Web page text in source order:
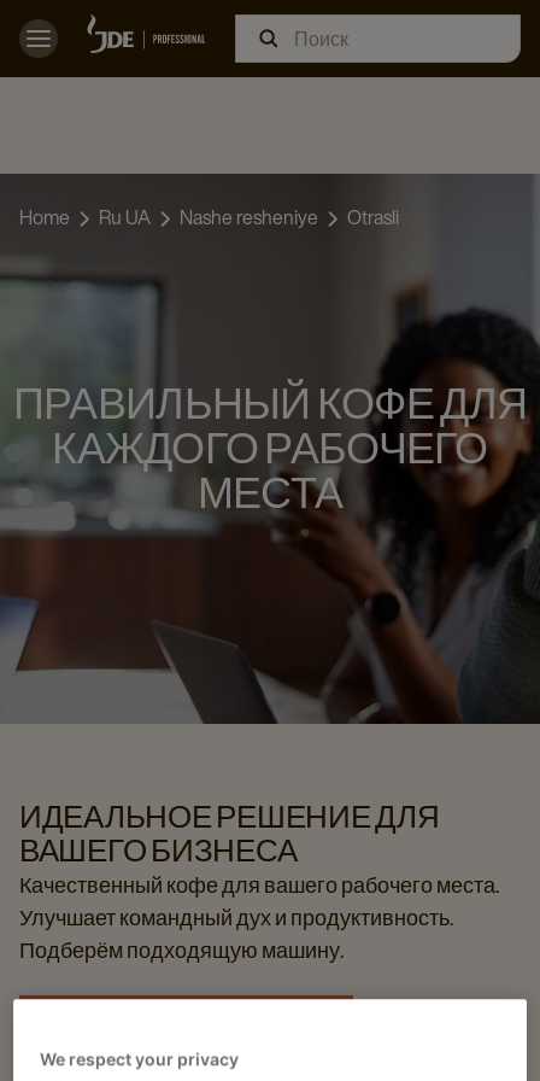
Home Ru UA Nashe resheniye Otrasli
ПРАВИЛЬНЫЙ КОФЕ ДЛЯ
КАЖДОГО РАБОЧЕГО
МЕСТА
ИДЕАЛЬНОЕ РЕШЕНИЕ ДЛЯ
ВАШЕГО БИЗНЕСА
Качественный кофе для вашего рабочего места.
Улучшает командный дух и продуктивность.
Подберём подходящую машину.
We respect your privacy